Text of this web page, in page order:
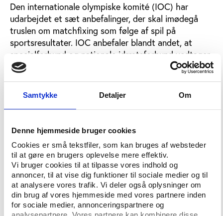
Samtykke Detaljer Om
Denne hjemmeside bruger cookies
Cookies er små tekstfiler, som kan bruges af websteder
til at gøre en brugers oplevelse mere effektiv.
Vi bruger cookies til at tilpasse vores indhold og
annoncer, til at vise dig funktioner til sociale medier og til
at analysere vores trafik. Vi deler også oplysninger om
din brug af vores hjemmeside med vores partnere inden
for sociale medier, annonceringspartnere og
Den internationale olympiske komité (IOC) har
udarbejdet et sæt anbefalinger, der skal imødegå
truslen om matchfixing som følge af spil på
sportsresultater. IOC anbefaler blandt andet, at
specialforbund og nationale idrætsforbund vedtager
procedurer, der skal begrænse risikoen for
manipulerede sportsresultater. Et etisk kodeks skal
hindre alle involverede i at spille på eller understøtte
spil på kampe, de selv er involverede i. Desuden skal
på reglerne. Andre tiltag er uddannelse af de aktive,
informationsarbejde samt oprettelsen af en fortrolig
‘hotline’ for atleter, trænere og andre med mistanke
om uregelmæssigheder. IOC vil desuden udbygge
sportens monitorering af uregelmæssige
spillemønstre, lige som IOC opfordrer til øget
samarbejde med myndighederne om bekæmpelse af
korruption.